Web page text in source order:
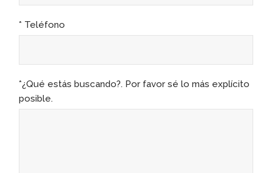
* Teléfono
*¿Qué estás buscando?. Por favor sé lo más explícito
posible.